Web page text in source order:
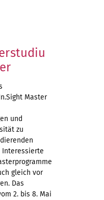
Master
und
zu
Interessierte
gleich vor
Das
2. bis 8. Mai